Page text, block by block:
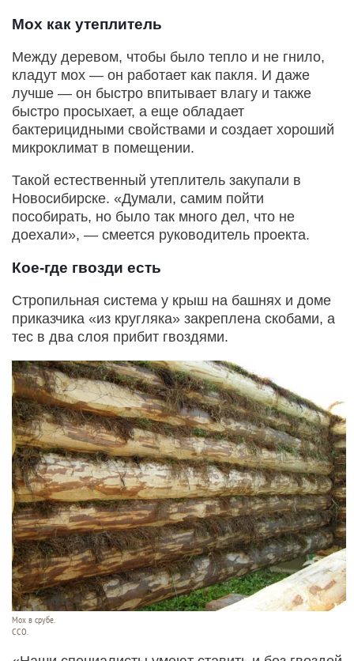
Мох как утеплитель
Между деревом, чтобы было тепло и не гнило,
кладут мох — он работает как пакля. И даже
лучше — он быстро впитывает влагу и также
быстро просыхает, а еще обладает
бактерицидными свойствами и создает хороший
микроклимат в помещении.
Такой естественный утеплитель закупали в
Новосибирске. «Думали, самим пойти
пособирать, но было так много дел, что не
доехали», — смеется руководитель проекта.
Кое-где гвозди есть
Стропильная система у крыш на башнях и доме
приказчика «из кругляка» закреплена скобами, а
тес в два слоя прибит гвоздями.
Мох в срубе.
ССО.